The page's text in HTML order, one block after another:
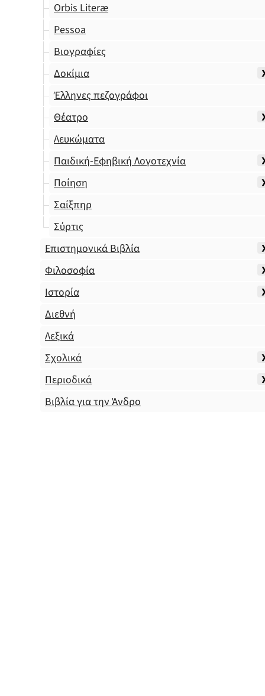
Orbis Literæ
Pessoa
Βιογραφίες
Δοκίμια
Έλληνες πεζογράφοι
Θέατρο
Λευκώματα
Παιδική-Εφηβική Λογοτεχνία
Ποίηση
Σαίξπηρ
Σύρτις
Επιστημονικά Βιβλία
Φιλοσοφία
Ιστορία
Διεθνή
Λεξικά
Σχολικά
Περιοδικά
Βιβλία για την Άνδρο